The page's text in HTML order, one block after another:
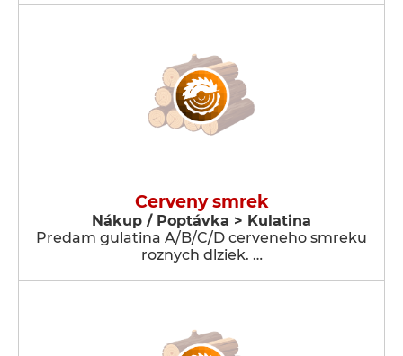
Cerveny smrek
Nákup / Poptávka > Kulatina
Predam gulatina A/B/C/D cerveneho smreku
roznych dlziek. …